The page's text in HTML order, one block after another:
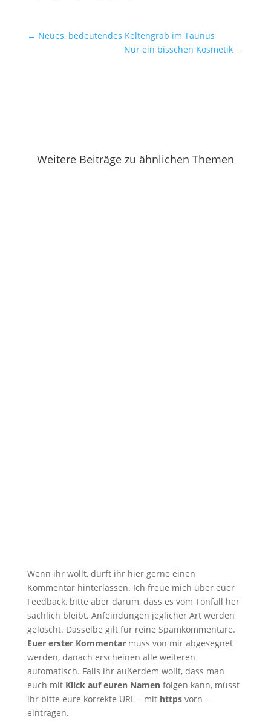
← Neues, bedeutendes Keltengrab im Taunus
Nur ein bisschen Kosmetik →
Weitere Beiträge zu ähnlichen Themen
Wenn ihr wollt, dürft ihr hier gerne einen
Kommentar hinterlassen. Ich freue mich über euer
Feedback, bitte aber darum, dass es vom Tonfall her
sachlich bleibt. Anfeindungen jeglicher Art werden
gelöscht. Dasselbe gilt für reine Spamkommentare.
Euer erster Kommentarmuss von mir abgesegnet
werden, danach erscheinen alle weiteren
automatisch. Falls ihr außerdem wollt, dass man
euch mit Klick auf euren Namenfolgen kann, müsst
ihr bitte eure korrekte URL – mit httpsvorn –
eintragen.